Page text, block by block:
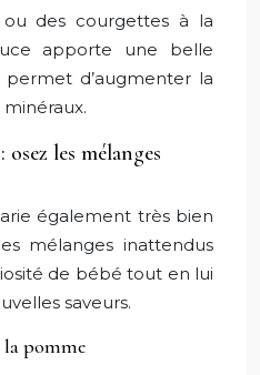
des courgettes à la
apporte une belle
d’augmenter la
les mélanges
également très bien
mélanges inattendus
de bébé tout en lui
saveurs.
la pomme